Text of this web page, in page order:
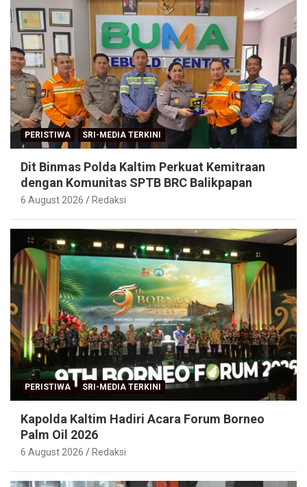
PERISTIWA SRI-MEDIA TERKINI
Dit Binmas Polda Kaltim Perkuat Kemitraan
dengan Komunitas SPTB BRC Balikpapan
6 August 2026 Redaksi
PERISTIWA SRI-MEDIA TERKINI
Kapolda Kaltim Hadiri Acara Forum Borneo
Palm Oil 2026
6 August 2026 Redaksi